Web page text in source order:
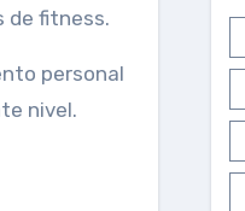
de fitness.
personal
nivel.